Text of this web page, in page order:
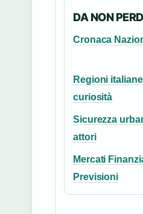
DA NON
Cronaca
Regioni
curiosità
Sicurezza
attori
Mercati
Previsioni